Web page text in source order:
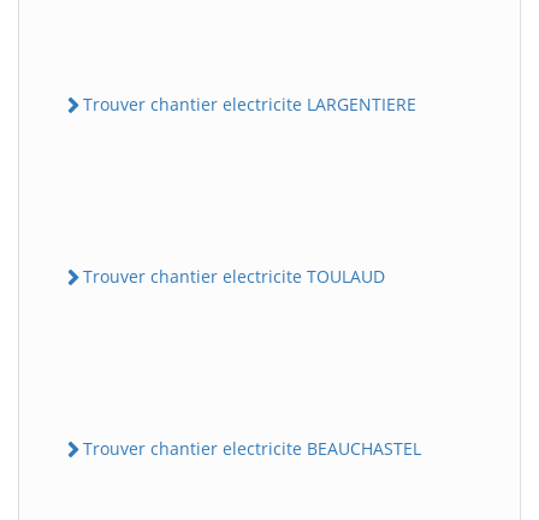
Trouver chantier electricite LARGENTIERE
Trouver chantier electricite TOULAUD
Trouver chantier electricite BEAUCHASTEL